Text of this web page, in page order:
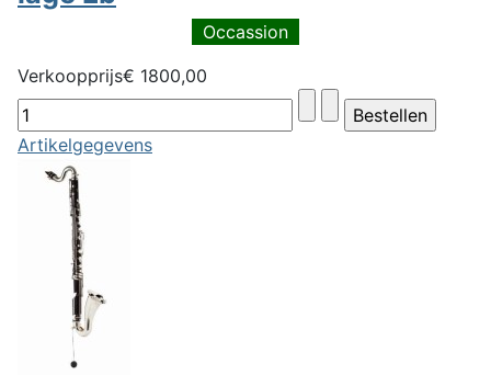
Occassion
Verkoopprijs€ 1800,00
Artikelgegevens